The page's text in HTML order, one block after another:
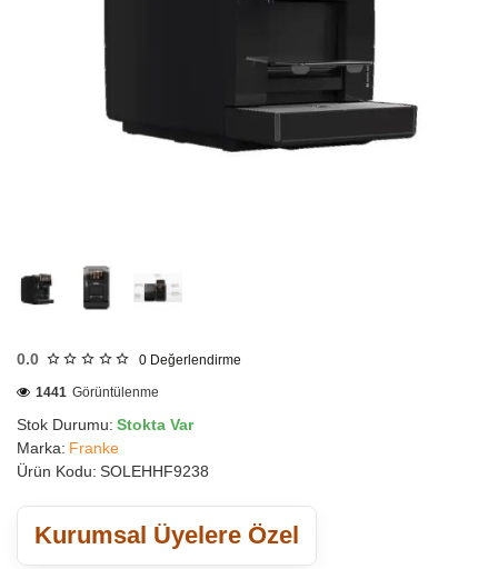
KARGO
ÜCRETSİZ
0.0 0 Değerlendirme
Stok Durumu: Stokta Var
Marka: Franke
Ürün Kodu: SOLEHHF9238
1441 Görüntülenme
Kurumsal Üyelere Özel